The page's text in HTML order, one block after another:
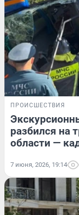
ПРОИСШЕСТВИЯ
разбился на
области —
7 июня, 2026, 19:14